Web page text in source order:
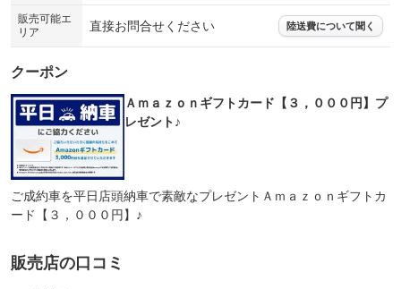
販売可能エ
リア
直接お問合せください 陸送費について聞く
クーポン
Ａｍａｚｏｎギフトカード【３，０００円】プ
レゼント♪
ご成約車を平日店頭納車で素敵なプレゼントＡｍａｚｏｎギフトカ
ード【３，０００円】♪
販売店の口コミ